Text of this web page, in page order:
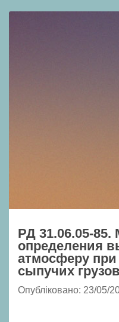
РД 31.06.05-85.
определения
атмосферу при
сыпучих грузов
Опубліковано: 23/05/